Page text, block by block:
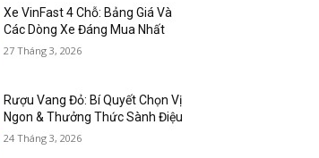
Xe VinFast 4 Chỗ: Bảng Giá Và
Các Dòng Xe Đáng Mua Nhất
27 Tháng 3, 2026
Rượu Vang Đỏ: Bí Quyết Chọn Vị
Ngon & Thưởng Thức Sành Điệu
24 Tháng 3, 2026